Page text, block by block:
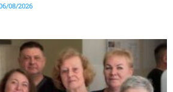
08/2026